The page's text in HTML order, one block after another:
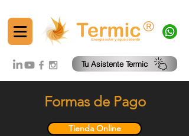
®
Tu Asistente Termic
Formas de Pago
Tienda Online